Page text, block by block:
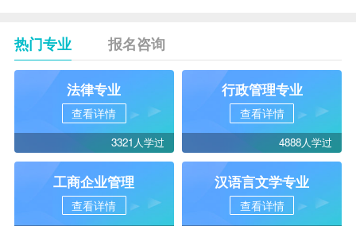
热门专业 报名咨询
法律专业
查看详情
3321人学过
行政管理专业
查看详情
4888人学过
工商企业管理
查看详情
汉语言文学专业
查看详情